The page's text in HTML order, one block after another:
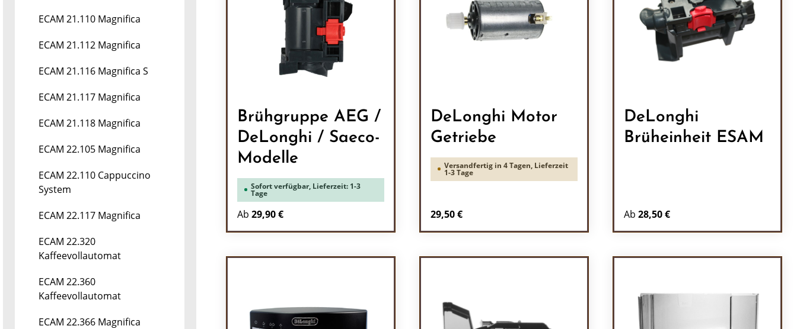
ECAM 21.110 Magnifica
ECAM 21.112 Magnifica
ECAM 21.116 Magnifica S
ECAM 21.117 Magnifica
ECAM 21.118 Magnifica
ECAM 22.105 Magnifica
ECAM 22.110 Cappuccino
System
ECAM 22.117 Magnifica
ECAM 22.320
Kaffeevollautomat
ECAM 22.360
Kaffeevollautomat
ECAM 22.366 Magnifica
Brühgruppe AEG /
DeLonghi / Saeco-
Modelle
Sofort verfügbar, Lieferzeit: 1-3
Tage
Ab 29,90 €
DeLonghi Motor
Getriebe
Versandfertig in 4 Tagen, Lieferzeit
1-3 Tage
Regulärer Preis:
29,50 €
DeLonghi
Brüheinheit ESAM
Ab 28,50 €